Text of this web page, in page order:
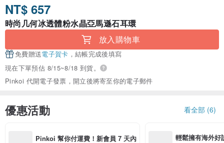
NT$ 657
時尚几何冰透體粉水晶亞馬遜石耳環
放入購物車
免費贈送電子賀卡 ，結帳完成後填寫
現在下單預估 8/15~8/18 到貨。
Pinkoi 代開電子發票，開立後將寄至你的電子郵件
優惠活動 看全部 (6)
Pinkoi 幫你付運費！新會員 7 天內
輕鬆擁有海外好